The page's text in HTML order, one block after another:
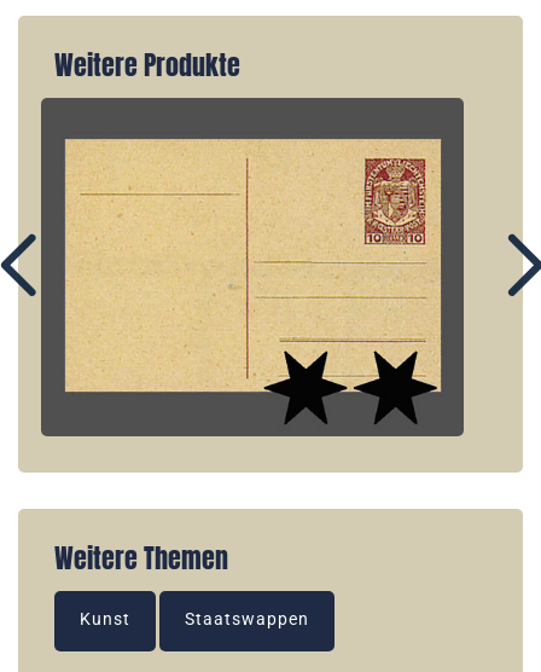
Weitere Produkte
Weitere Themen
Kunst Staatswappen